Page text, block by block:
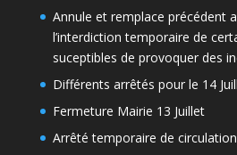
Annule et remplace précédent
l’interdiction temporaire de
suceptibles de provoquer des
Différents arrêtés pour le 14
Fermeture Mairie 13 Juillet
Arrêté temporaire de circulation